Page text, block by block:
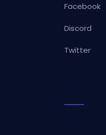
Facebook
Discord
Twitter